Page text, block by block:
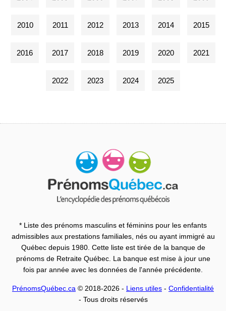
2010 2011 2012 2013 2014 2015
2016 2017 2018 2019 2020 2021
2022 2023 2024 2025
* Liste des prénoms masculins et féminins pour les enfants
admissibles aux prestations familiales, nés ou ayant immigré au
Québec depuis 1980. Cette liste est tirée de la banque de
prénoms de Retraite Québec. La banque est mise à jour une
fois par année avec les données de l'année précédente.
PrénomsQuébec.ca © 2018-2026 - Liens utiles - Confidentialité
- Tous droits réservés